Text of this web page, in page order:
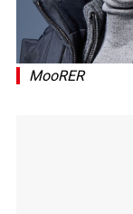
MooRER